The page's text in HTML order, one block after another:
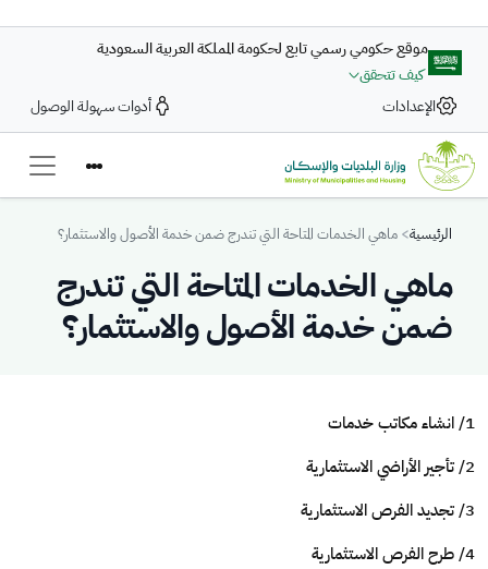
موقع حكومي رسمي تابع لحكومة المملكة العربية السعودية
كيف تتحقق
الإعدادات
أدوات سهولة الوصول
Breadcrumb
الرئيسية ماهي الخدمات المتاحة التي تندرج ضمن خدمة الأصول والاستثمار؟
ماهي الخدمات المتاحة التي تندرج
ضمن خدمة الأصول والاستثمار؟
1/ انشاء مكاتب خدمات
2/ تأجير الأراضي الاستثمارية
3/ تجديد الفرص الاستثمارية
4/ طرح الفرص الاستثمارية